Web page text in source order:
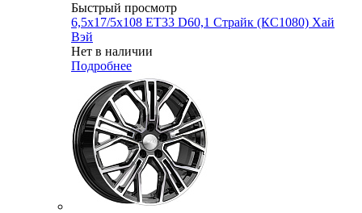
Быстрый просмотр
6,5x17/5x108 ET33 D60,1 Страйк (КС1080) Хай
Вэй
Нет в наличии
Подробнее